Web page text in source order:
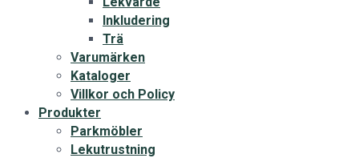
Inkludering
Trä
Varumärken
Kataloger
Villkor och Policy
Produkter
Parkmöbler
Lekutrustning